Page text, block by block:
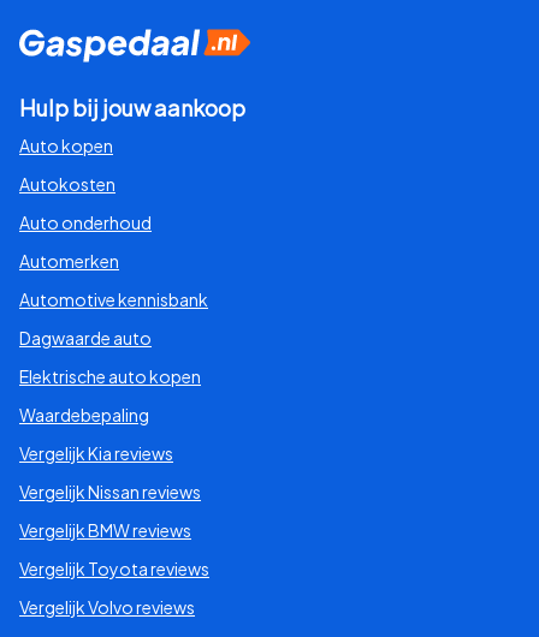
Hulp bij jouw aankoop
Auto kopen
Autokosten
Auto onderhoud
Automerken
Automotive kennisbank
Dagwaarde auto
Elektrische auto kopen
Waardebepaling
Vergelijk Kia reviews
Vergelijk Nissan reviews
Vergelijk BMW reviews
Vergelijk Toyota reviews
Vergelijk Volvo reviews